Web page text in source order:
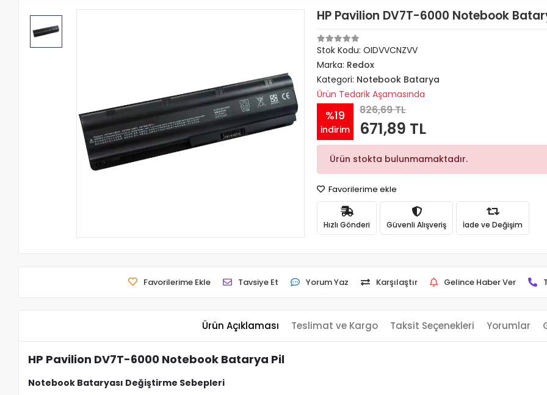
HP Pavilion DV7T-6000 Notebook
Stok Kodu: OIDVVCNZVV
Marka: Redox
Kategori: Notebook Batarya
Ürün Tedarik Aşamasında
%19
indirim
826,69 TL
671,89 TL
Ürün stokta bulunmamaktadır.
Favorilerime ekle
Hızlı Gönderi Güvenli Alışveriş İade ve Değişim
Favorilerime Ekle Tavsiye Et Yorum Yaz Karşılaştır Gelince Haber Ver
Ürün Açıklaması Teslimat ve Kargo Taksit Seçenekleri Yorumlar
HP Pavilion DV7T-6000 Notebook Batarya Pil
Notebook Bataryası Değiştirme Sebepleri